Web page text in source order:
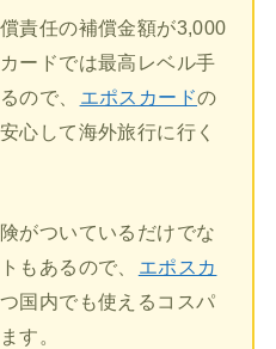
責任の補償金額が3,000
ードでは最高レベル手
ので、
エポスカードの
心して海外旅行に行く
がついているだけでな
もあるので、
エポスカ
国内でも使えるコスパ
す。